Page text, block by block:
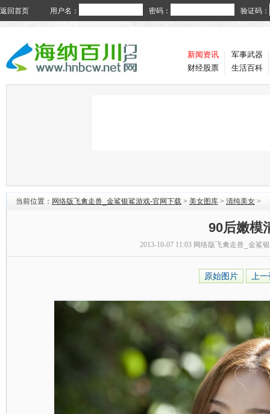
返回首页 用户名： 密码： 验证码：
新闻资讯
财经股票
军事武器
生活百科
当前位置： 网络版飞禽走兽_金鲨银鲨游戏-官网下载 > 美女图库 > 清纯美女 >
90后嫩模
2013-10-07 11:03 网络版飞禽走兽_金鲨
原始图片 上